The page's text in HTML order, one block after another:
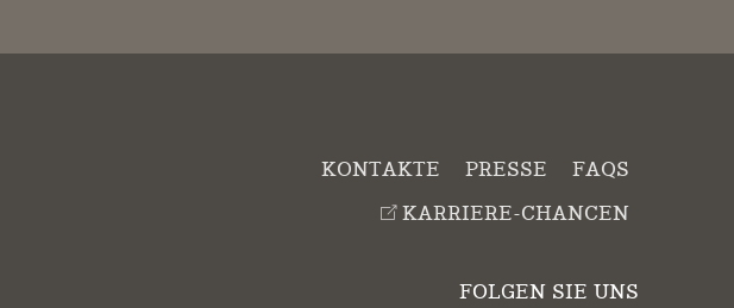
KONTAKTE PRESSE
FAQS
KARRIERE-CHANCEN
FOLGEN SIE UNS